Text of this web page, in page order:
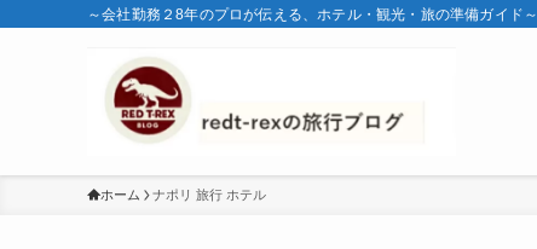
～会社勤務２8年のプロが伝える、ホテル・観光・旅の準備ガイド～
ホーム ナポリ 旅行 ホテル